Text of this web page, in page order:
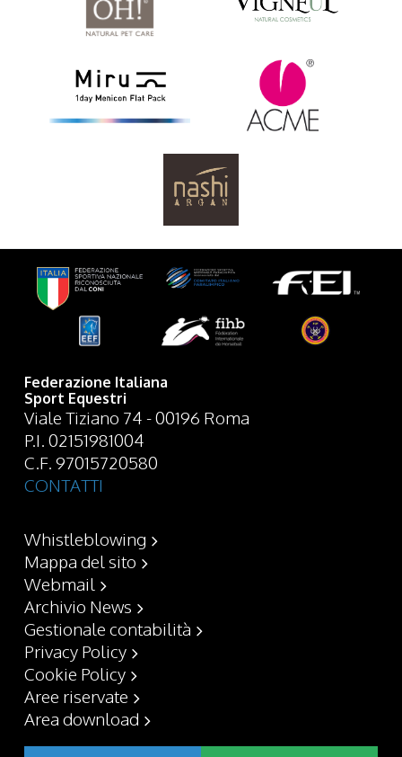
Federazione Italiana
Sport Equestri
Viale Tiziano 74 - 00196 Roma
P.I. 02151981004
C.F. 97015720580
CONTATTI
Whistleblowing
Mappa del sito
Webmail
Archivio News
Gestionale contabilità
Privacy Policy
Cookie Policy
Aree riservate
Area download